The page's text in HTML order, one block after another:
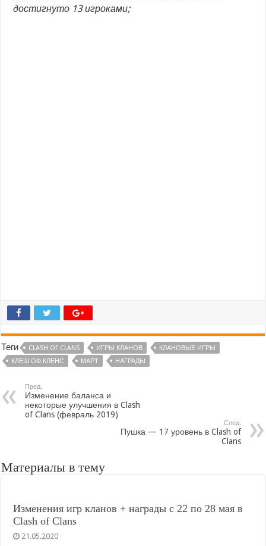
достигнуто 13 игроками;
Теги CLASH OF CLANS ИГРЫ КЛАНОВ
КЛАНОВЫЕ ИГРЫ
КЛЕШ ОФ КЛЕНС
МАРТ НАГРАДЫ
Пред.
Изменение баланса и
некоторые улучшения в Clash
of Clans (февраль 2019)
След.
Пушка — 17 уровень в Clash of
Clans
Материалы в тему
Изменения игр кланов + награды с 22 по 28 мая в
Clash of Clans
21.05.2020